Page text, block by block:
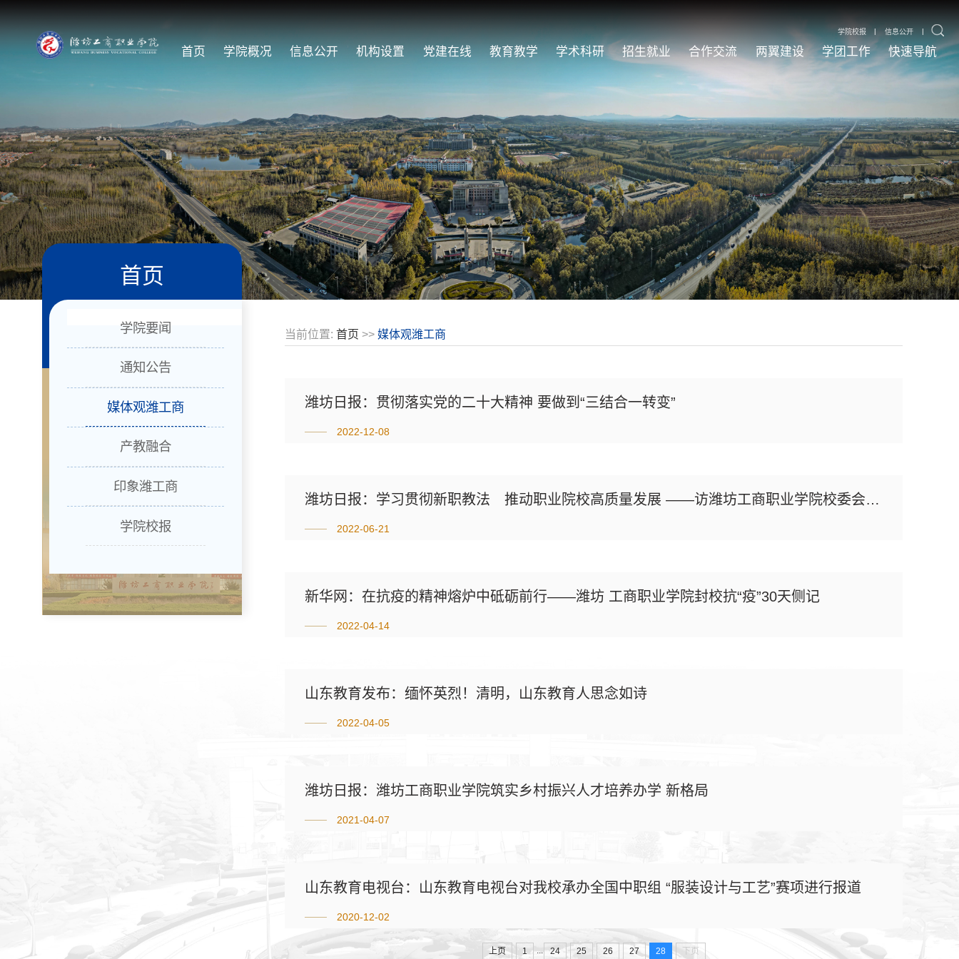
学院校报 | 信息公开 |
首页 学院概况 信息公开 机构设置 党建在线 教育教学 学术科研 招生就业 合作交流 两翼建设 学团工作 快速导航
首页
学院要闻
通知公告
媒体观潍工商
产教融合
印象潍工商
学院校报
当前位置: 首页 >> 媒体观潍工商
潍坊日报：贯彻落实党的二十大精神 要做到“三结合一转变”
2022-12-08
潍坊日报：学习贯彻新职教法 推动职业院校高质量发展 ——访潍坊工商职业学院校委会主任张绍秋
2022-06-21
新华网：在抗疫的精神熔炉中砥砺前行——潍坊 工商职业学院封校抗“疫”30天侧记
2022-04-14
山东教育发布：缅怀英烈！清明，山东教育人思念如诗
2022-04-05
潍坊日报：潍坊工商职业学院筑实乡村振兴人才培养办学 新格局
2021-04-07
山东教育电视台：山东教育电视台对我校承办全国中职组 “服装设计与工艺”赛项进行报道
2020-12-02
上页 1 ... 24 25 26 27 28 下页